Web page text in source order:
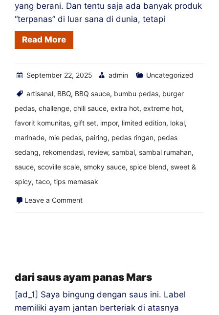
yang berani. Dan tentu saja ada banyak produk
“terpanas” di luar sana di dunia, tetapi
Read More
September 22, 2025 admin Uncategorized
artisanal, BBQ, BBQ sauce, bumbu pedas, burger
pedas, challenge, chili sauce, extra hot, extreme hot,
favorit komunitas, gift set, impor, limited edition, lokal,
marinade, mie pedas, pairing, pedas ringan, pedas
sedang, rekomendasi, review, sambal, sambal rumahan,
sauce, scoville scale, smoky sauce, spice blend, sweet &
spicy, taco, tips memasak
Leave a Commenton
dari saus ayam panas Mars
[ad_1] Saya bingung dengan saus ini. Label
memiliki ayam jantan berteriak di atasnya